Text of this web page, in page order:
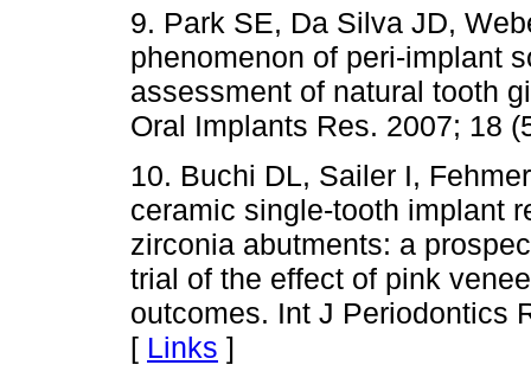
9. Park SE, Da Silva JD,
phenomenon of peri-implant
assessment of natural tooth
Oral Implants Res. 2007; 18
10. Buchi DL, Sailer I,
ceramic single-tooth implant
zirconia abutments: a
trial of the effect of pink
outcomes. Int J Periodontics
[ Links ]